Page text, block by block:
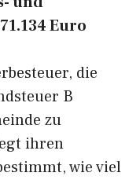
Euro
die
B
zu
ihren
wie viel